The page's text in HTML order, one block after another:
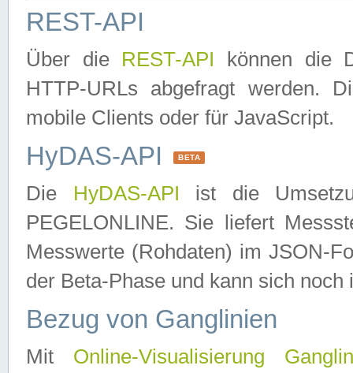
REST-API
Über die REST-API können die
HTTP-URLs abgefragt werden.
mobile Clients oder für JavaScript.
HyDAS-API BETA
Die HyDAS-API ist die
PEGELONLINE. Sie liefert
Messwerte (Rohdaten) im JSON-
der Beta-Phase und kann sich noch
Bezug von Ganglinien
Mit Online-Visualisierung